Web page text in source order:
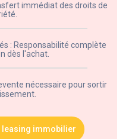
immédiat des droits de
: Responsabilité complète
dès l'achat.
nécessaire pour sortir
leasing immobilier